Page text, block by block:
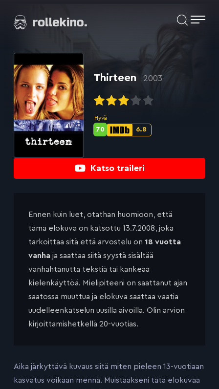
suoraan
Elokuvat ja elokuva-arviot | Rollekino.fi
Katso traileri
Thirteen 2003
Hyvä
IMDb-
6.8
Metascore-
70
Ennen kuin luet, otathan huomioon, että
tämä elokuva on katsottu 13.7.2008, joka
tarkoittaa sitä että arvostelu on 18 vuotta
vanha ja saattaa siitä syystä sisältää
vanhahtanutta tekstiä tai kankeaa
kielenkäyttöä. Mielipiteeni on saattanut ajan
saatossa muuttua ja elokuva saattaa vaatia
uudelleenkatselun uusilla aivoilla. Olin arvion
kirjoittamishetkellä 20-vuotias.
Aika järkyttävä kuvaus siitä miten pieleen 13-vuotiaan
kasvatus voikaan mennä. Muistaakseni tätä elokuvaa